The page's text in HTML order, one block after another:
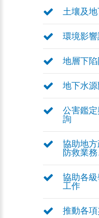
土壤及
環境影
地層下
地下水
公害鑑
詢
協助地
防救業
協助各
工作
推動各